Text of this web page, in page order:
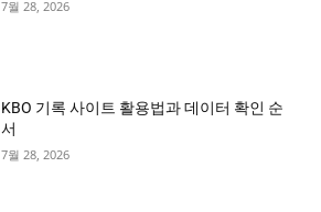
7월 28, 2026
KBO 기록 사이트 활용법과 데이터 확인 순
서
7월 28, 2026